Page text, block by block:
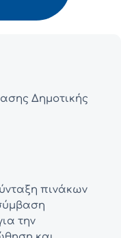
Δημοτικής
πινάκων
την